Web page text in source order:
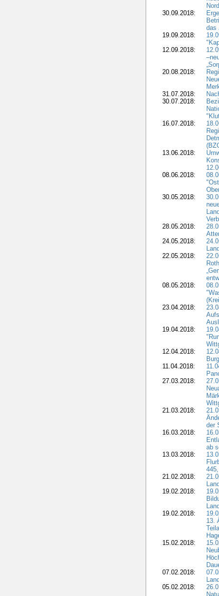
30.09.2018:
das
19.09.2018:
12.09.2018:
20.08.2018:
31.07.2018:
30.07.2018:
16.07.2018:
13.06.2018:
08.06.2018:
30.05.2018:
28.05.2018:
24.05.2018:
22.05.2018:
08.05.2018:
23.04.2018:
19.04.2018:
12.04.2018:
11.04.2018:
27.03.2018:
21.03.2018:
der
16.03.2018:
ab
13.03.2018:
21.02.2018:
19.02.2018:
19.02.2018:
13.
15.02.2018:
07.02.2018:
05.02.2018: